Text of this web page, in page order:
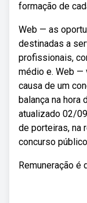
formação de
Web — as
destinadas a
profissionais,
médio e. Web —
causa de um
balança na
atualizado 02/
de porteiras, na
concurso
Remuneração é